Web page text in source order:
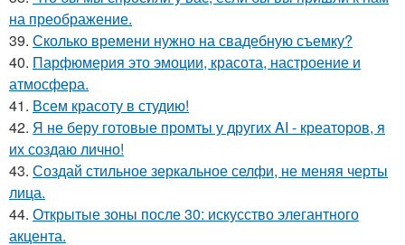
на преображение.
39. Сколько времени нужно на свадебную съемку?
40. Парфюмерия это эмоции, красота, настроение и
атмосфера.
41. Всем красоту в студию!
42. Я не беру готовые промты у других AI - креаторов, я
их создаю лично!
43. Создай стильное зеркальное селфи, не меняя черты
лица.
44. Открытые зоны после 30: искусство элегантного
акцента.